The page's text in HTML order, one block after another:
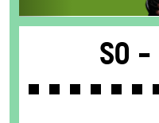
So -